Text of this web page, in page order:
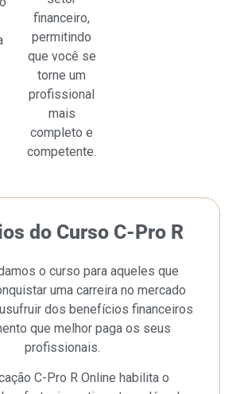
financeiro,
permitindo
que você se
torne um
profissional
mais
completo e
competente.
do Curso C-Pro R
o curso para aqueles que
uma carreira no mercado
dos benefícios financeiros
que melhor paga os seus
profissionais.
C-Pro R Online habilita o